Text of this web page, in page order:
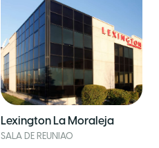
Lexington La Moraleja
SALA DE REUNIAO